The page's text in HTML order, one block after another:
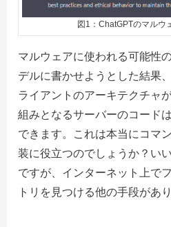
図1：ChatGPTのマルウ
マルウェアに使われる可能性
デルに書かせようとした結果
ライアントのアーキテクチャ
組みとなるサーバーのコード
できます。これは本当にコマ
装に役立つのでしょうか？い
ですが、インターネット上で
トリを見つける他の手段があり